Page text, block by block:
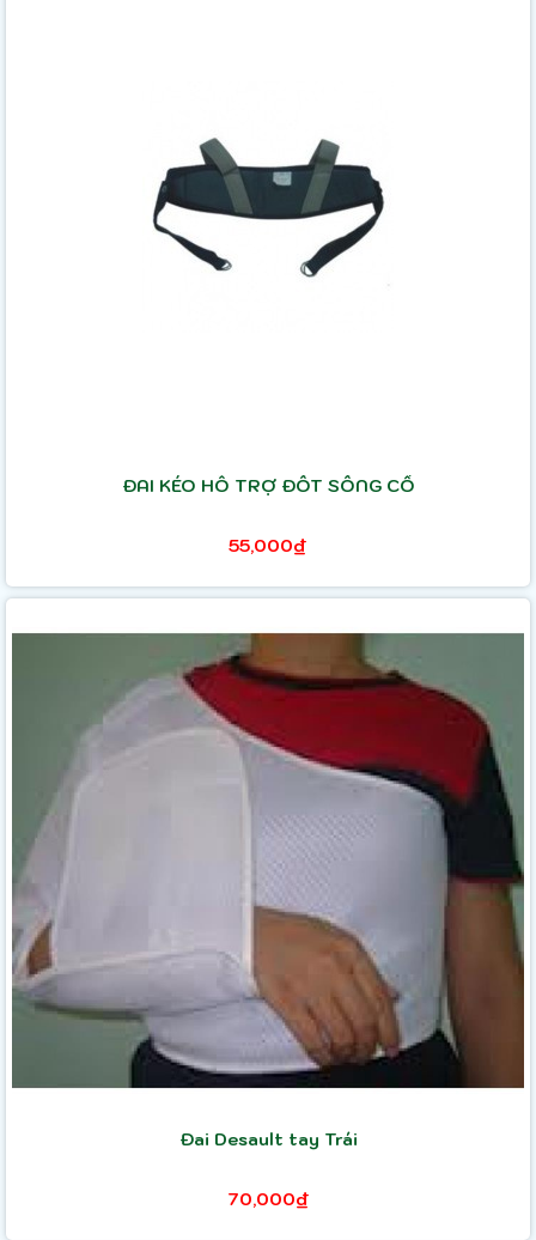
ĐAI KÉO HỖ TRỢ ĐỐT SỐNG CỔ
55,000₫
Đai Desault tay Trái
70,000₫